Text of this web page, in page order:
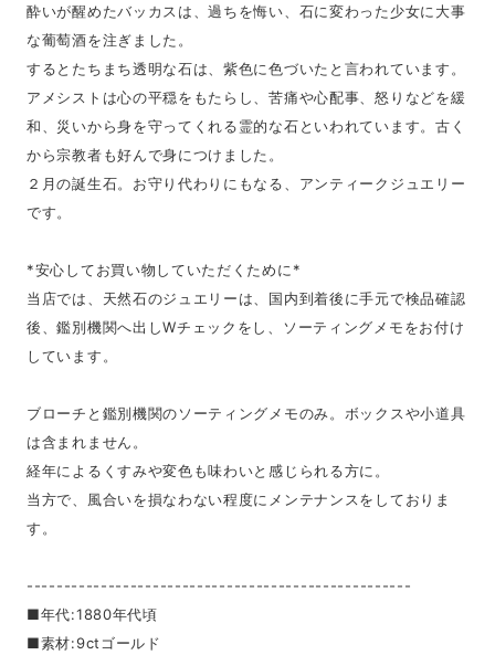
酔いが醒めたバッカスは、過ちを悔い、石に変わった少女に大事
な葡萄酒を注ぎました。
するとたちまち透明な石は、紫色に色づいたと言われています。
アメシストは心の平穏をもたらし、苦痛や心配事、怒りなどを緩
和、災いから身を守ってくれる霊的な石といわれています。古く
から宗教者も好んで身につけました。
２月の誕生石。お守り代わりにもなる、アンティークジュエリー
です。
*安心してお買い物していただくために*
当店では、天然石のジュエリーは、国内到着後に手元で検品確認
後、鑑別機関へ出しWチェックをし、ソーティングメモをお付け
しています。
ブローチと鑑別機関のソーティングメモのみ。ボックスや小道具
は含まれません。
経年によるくすみや変色も味わいと感じられる方に。
当方で、風合いを損なわない程度にメンテナンスをしておりま
す。
----------------------------------------------------
■年代:1880年代頃
■素材:9ctゴールド